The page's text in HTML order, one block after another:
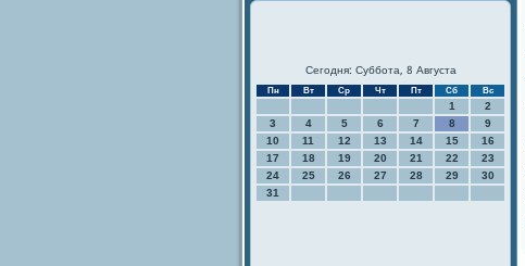
Сегодня: Суббота, 8 Августа
Пн Вт Ср Чт Пт Сб Вс
1
2
3
4 5 6 7 8
9
10
11 12 13 14 15
16
17
18 19 20 21 22
23
24
25 26 27 28 29
30
31